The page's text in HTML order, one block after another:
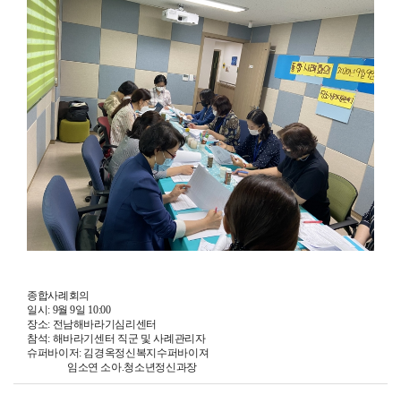
종합사례회의
일시: 9월 9일 10:00
장소: 전남해바라기심리센터
참석: 해바라기센터 직군 및 사례관리자
슈퍼바이저: 김경옥정신복지수퍼바이져
임소연 소아.청소년정신과장